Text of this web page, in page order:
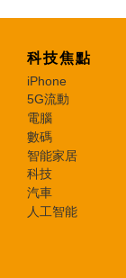
科技焦點
iPhone
5G流動
電腦
數碼
智能家居
科技
汽車
人工智能